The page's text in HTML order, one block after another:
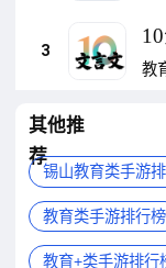
3
極
教
其他推
荐
锡山教育类手游
教育类手游排行榜
教育+类手游排行